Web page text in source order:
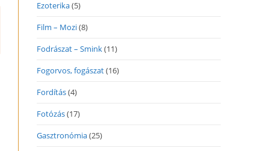
Ezoterika(5)
Film – Mozi(8)
Fodrászat – Smink(11)
Fogorvos, fogászat(16)
Fordítás(4)
Fotózás(17)
Gasztronómia(25)